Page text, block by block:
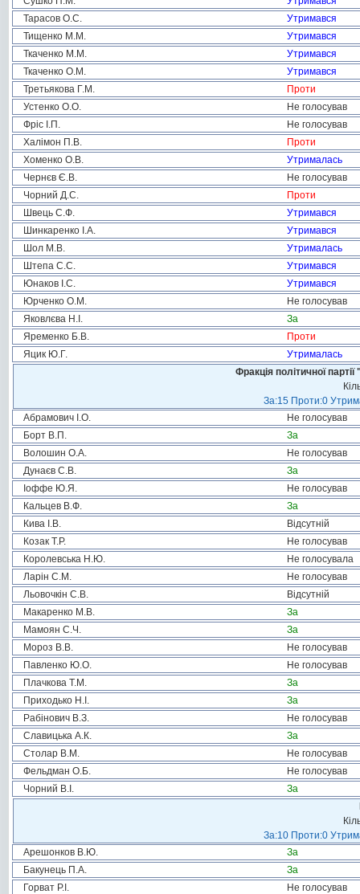
Тарасов О.С.
Утримався
Тищенко М.М.
Утримався
Ткаченко М.М.
Утримався
Ткаченко О.М.
Утримався
Третьякова Г.М.
Проти
Устенко О.О.
Не голосував
Фріс І.П.
Не голосував
Халімон П.В.
Проти
Хоменко О.В.
Утрималась
Чернєв Є.В.
Не голосував
Чорний Д.С.
Проти
Швець С.Ф.
Утримався
Шинкаренко І.А.
Утримався
Шол М.В.
Утрималась
Штепа С.С.
Утримався
Юнаков І.С.
Утримався
Юрченко О.М.
Не голосував
Яковлєва Н.І.
За
Яременко Б.В.
Проти
Яцик Ю.Г.
Утрималась
Фракція політичної
За:15 Проти:0
Абрамович І.О.
Не голосував
Борт В.П.
За
Волошин О.А.
Не голосував
Дунаєв С.В.
За
Іоффе Ю.Я.
Не голосував
Кальцев В.Ф.
За
Кива І.В.
Відсутній
Козак Т.Р.
Не голосував
Королевська Н.Ю.
Не голосувала
Ларін С.М.
Не голосував
Льовочкін С.В.
Відсутній
Макаренко М.В.
За
Мамоян С.Ч.
За
Мороз В.В.
Не голосував
Павленко Ю.О.
Не голосував
Плачкова Т.М.
За
Приходько Н.І.
За
Рабінович В.З.
Не голосував
Славицька А.К.
За
Столар В.М.
Не голосував
Фельдман О.Б.
Не голосував
Чорний В.І.
За
За:10 Проти:0
Арешонков В.Ю.
За
Бакунець П.А.
За
Горват Р.І.
Не голосував